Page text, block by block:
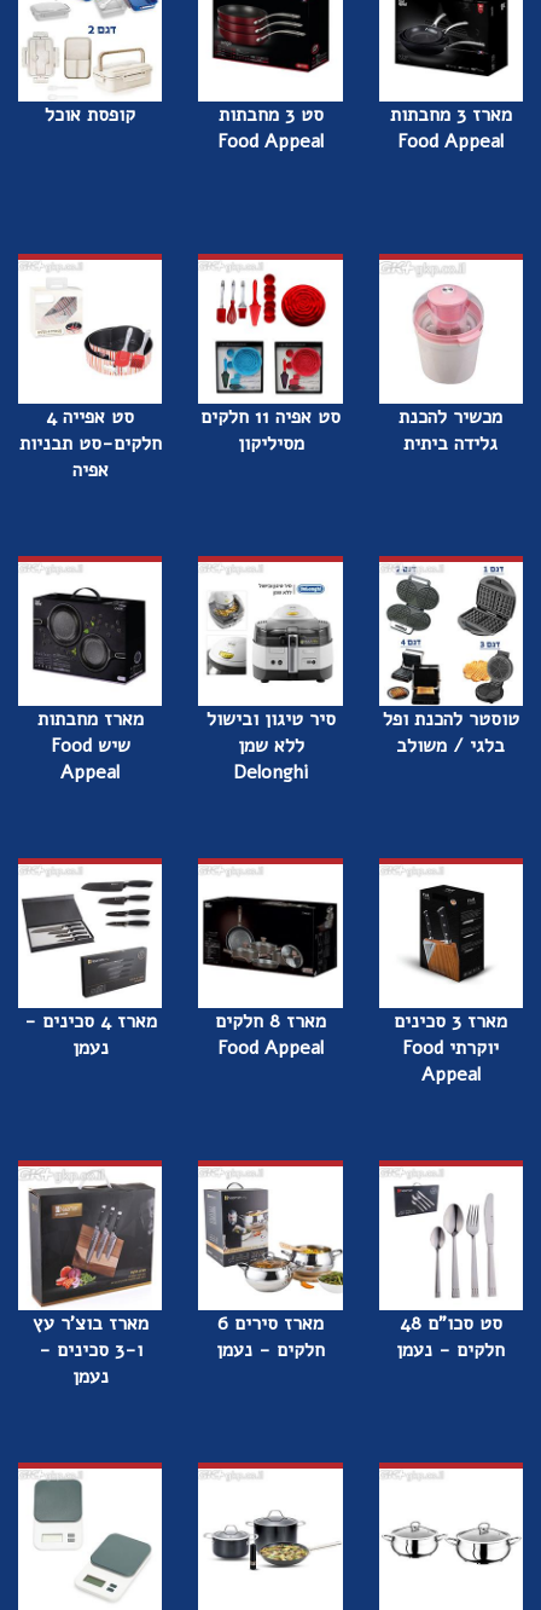
מארז 3 מחבתות
Food Appeal
סט 3 מחבתות
Food Appeal
קופסת אוכל
מכשיר להכנת
גלידה ביתית
סט אפיה 11 חלקים
מסיליקון
סט אפייה 4
חלקים-סט תבניות
אפיה
טוסטר להכנת ופל
בלגי / משולב
סיר טיגון ובישול
ללא שמן
Delonghi
מארז מחבתות
שיש Food
Appeal
מארז 3 סכינים
יוקרתי Food
Appeal
מארז 8 חלקים
Food Appeal
מארז 4 סכינים -
נעמן
סט סכו"ם 48
חלקים - נעמן
מארז סירים 6
חלקים - נעמן
מארז בוצ'ר עץ
ו-3 סכינים -
נעמן